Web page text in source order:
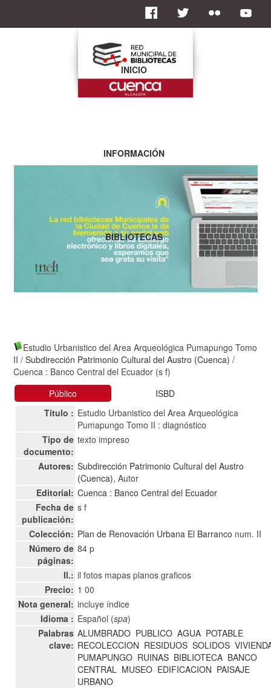
Estudio Urbanistico del Area Arqueológica Pumapungo Tomo
II /Subdirección Patrimonio Cultural del Austro (Cuenca) /
Cuenca : Banco Central del Ecuador (s f)
Público
ISBD
Título : Estudio Urbanistico del Area Arqueológica
Pumapungo Tomo II : diagnóstico
Tipo de
documento:
texto impreso
Autores: Subdirección Patrimonio Cultural del Austro
(Cuenca), Autor
Editorial: Cuenca : Banco Central del Ecuador
Fecha de
publicación:
s f
Colección: Plan de Renovación Urbana El Barranco num. II
Número de
páginas:
84 p
Il.: il fotos mapas planos graficos
Precio: 1 00
Nota general: incluye índice
Idioma : Español (spa)
Palabras
clave:
ALUMBRADO PUBLICO AGUA POTABLE
RECOLECCION RESIDUOS SOLIDOS
PUMAPUNGO RUINAS BIBLIOTECA BANCO
CENTRAL MUSEO EDIFICACION PAISAJE
URBANO
INICIO
INFORMACIÓN
BIBLIOTECAS